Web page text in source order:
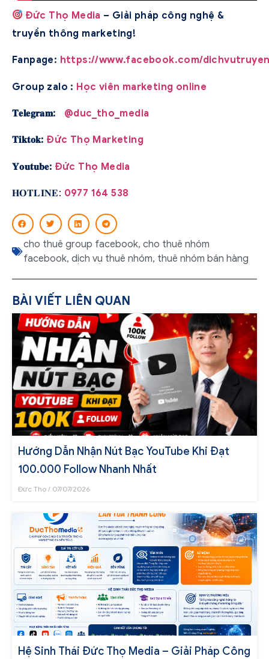
Đức Thọ Media – Giải pháp công nghệ &
truyền thông marketing!
Fanpage: https://www.facebook.com/
Group zalo : Học viên marketing online
𝐓𝐞𝐥𝐞𝐠𝐫𝐚𝐦: @duc_tho_media
𝐓𝐢𝐤𝐭𝐨𝐤:Đức Thọ Marketing
𝐘𝐨𝐮𝐭𝐮𝐛𝐞: Đức Thọ Media
𝐇𝐎𝐓𝐋𝐈𝐍𝐄: 0977 164 538
cho thuê group facebook, cho thuê nhóm
facebook, dịch vụ thuê nhóm, thuê nhóm bán hàng
BÀI VIẾT LIÊN QUAN
Hướng Dẫn Nhận Nút Bạc YouTube Khi Đạt
100.000 Follow Nhanh Nhất
Đức Thọ 07/07/2026
Hệ Sinh Thái Đức Thọ Media – Giải Pháp Công